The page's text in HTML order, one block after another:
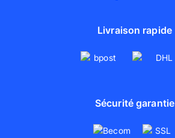
Livraison rapide
Sécurité garantie